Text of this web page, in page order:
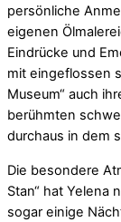
persönliche
eigenen
Eindrücke und
mit eingeflossen
Museum“ auch
berühmten
durchaus in dem
Die besondere
Stan“ hat Yelena
sogar einige